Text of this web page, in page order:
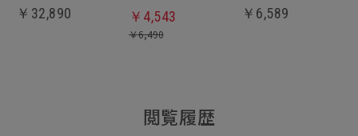
￥ 32,890 ￥ 4,543
￥6,490
￥ 6,589
閲覧履歴